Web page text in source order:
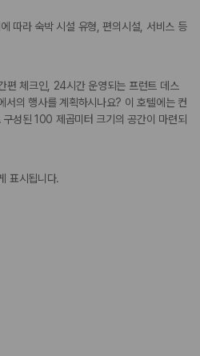
따라 숙박 시설 유형, 편의시설, 서비스 등
편 체크인, 24시간 운영되는 프런트 데스
서의 행사를 계획하시나요? 이 호텔에는 컨
성된 100 제곱미터 크기의 공간이 마련되
표시됩니다.